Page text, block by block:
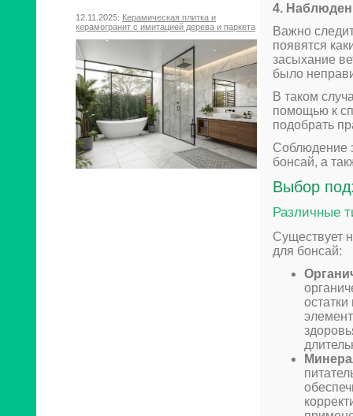
12.11.2025: Керамическая плитка и
керамогранит с имитацией дерева и паркета
4.
Важно
появятся
засыхание
было
В таком
помощью к
подобрать
Соблюдение
бонсай, а
Выбор
Различные
Существует
для бонсай: